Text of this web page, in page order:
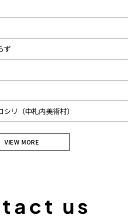
ず
シリ（中札内美術村）
VIEW MORE